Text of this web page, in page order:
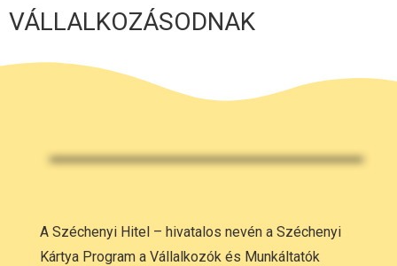
VÁLLALKOZÁSODNAK
A Széchenyi Hitel – hivatalos nevén a Széchenyi
Kártya Program a Vállalkozók és Munkáltatók